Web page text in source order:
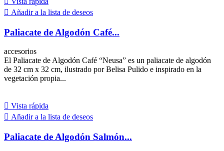
 Añadir a la lista de deseos
Paliacate de Algodón Café...
accesorios
El Paliacate de Algodón Café “Neusa” es un paliacate de algodón
de 32 cm x 32 cm, ilustrado por Belisa Pulido e inspirado en la
vegetación propia...
 Vista rápida
 Añadir a la lista de deseos
Paliacate de Algodón Salmón...